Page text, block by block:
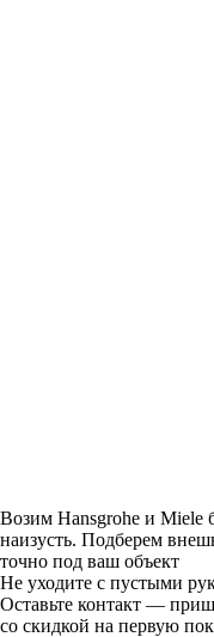
Возим Hansgrohe и Miele
наизусть. Подберем
точно под ваш объект
Не уходите с пустыми
Оставьте контакт —
со скидкой на первую